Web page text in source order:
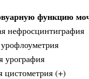
функцию
нефросцинтиграфия
урография
цистометрия (+)